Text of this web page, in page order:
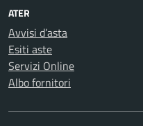
ATER
Avvisi d’asta
Esiti aste
Servizi Online
Albo fornitori